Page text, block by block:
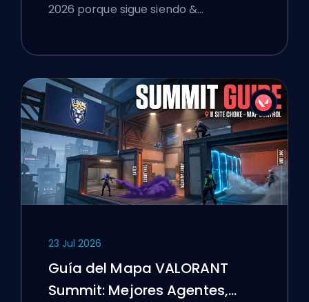
2026 porque sigue siendo &…
23 Jul 2026
Guía del Mapa VALORANT
Summit: Mejores Agentes,